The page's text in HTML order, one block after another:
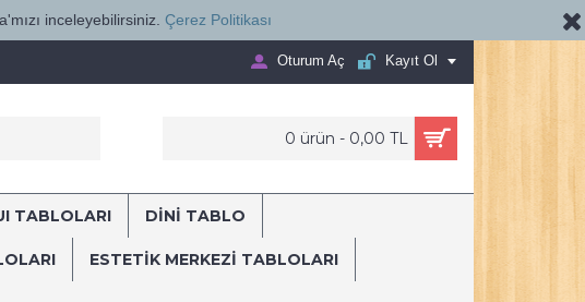
inceleyebilirsiniz. Çerez Politikası
Oturum Aç Kayıt Ol
0 ürün - 0,00 TL
TABLOLARI DİNİ TABLO
ESTETIK MERKEZI TABLOLARI
İLE...